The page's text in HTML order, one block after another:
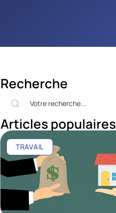
Recherche
Articles populaires
TRAVAIL